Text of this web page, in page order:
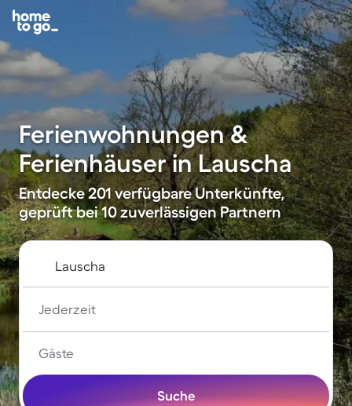
Ferienwohnungen &
Ferienhäuser in Lauscha
Entdecke 201 verfügbare Unterkünfte,
geprüft bei 10 zuverlässigen Partnern
Jederzeit
Gäste
Suche